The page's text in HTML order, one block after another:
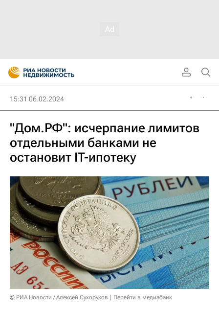
15:31 06.02.2024
"Дом.РФ": исчерпание лимитов
отдельными банками не
остановит IT-ипотеку
© РИА Новости / Алексей Сухоруков Перейти в медиабанк